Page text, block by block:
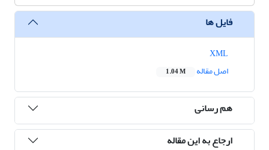
فایل ها
اصل مقاله
1.04 M
هم رسانی
ارجاع به این مقاله